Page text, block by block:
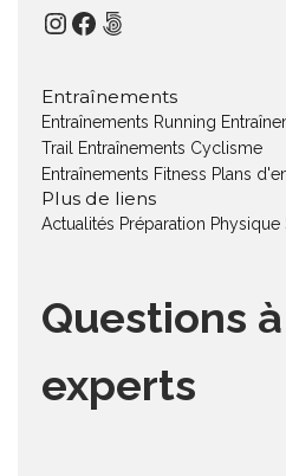
Instagram
Facebook
500px
Entraînements
Entraînements Running
Trail
Entraînements Cyclisme
Entraînements Fitness Plans
Plus de liens
Actualités Préparation Physique
Questions
experts